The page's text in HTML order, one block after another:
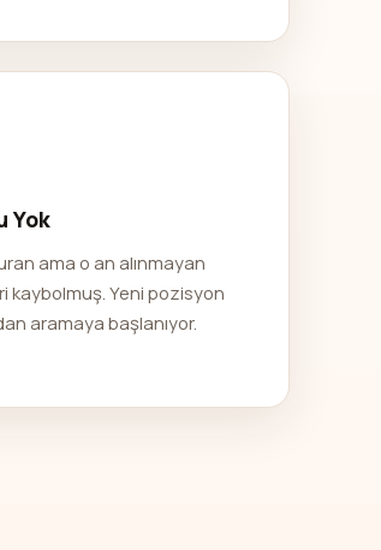
Yok
ama o an alınmayan
kaybolmuş. Yeni pozisyon
aramaya başlanıyor.